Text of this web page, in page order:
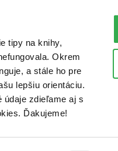
tipy na knihy,
Okrem
a stále ho pre
lepšiu orientáciu.
údaje zdieľame aj s
Ďakujeme!